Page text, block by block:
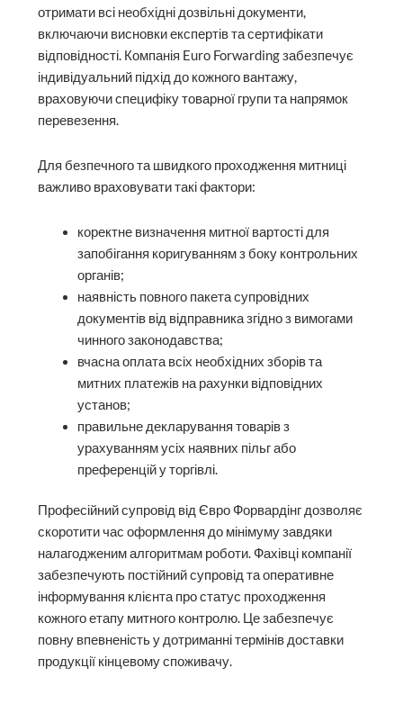
отримати всі необхідні дозвільні документи,
включаючи висновки експертів та сертифікати
відповідності. Компанія Euro Forwarding забезпечує
індивідуальний підхід до кожного вантажу,
враховуючи специфіку товарної групи та напрямок
перевезення.
Для безпечного та швидкого проходження митниці
важливо враховувати такі фактори:
коректне визначення митної вартості для
запобігання коригуванням з боку контрольних
органів;
наявність повного пакета супровідних
документів від відправника згідно з вимогами
чинного законодавства;
вчасна оплата всіх необхідних зборів та
митних платежів на рахунки відповідних
установ;
правильне декларування товарів з
урахуванням усіх наявних пільг або
преференцій у торгівлі.
Професійний супровід від Євро Форвардінг дозволяє
скоротити час оформлення до мінімуму завдяки
налагодженим алгоритмам роботи. Фахівці компанії
забезпечують постійний супровід та оперативне
інформування клієнта про статус проходження
кожного етапу митного контролю. Це забезпечує
повну впевненість у дотриманні термінів доставки
продукції кінцевому споживачу.